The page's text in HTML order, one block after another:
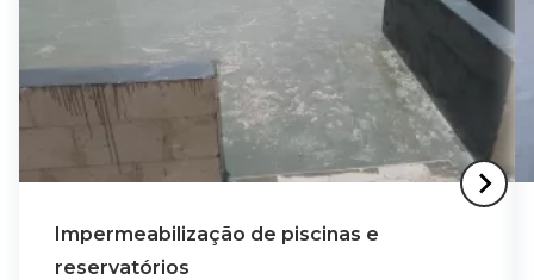
Impermeabilização de piscinas e
reservatórios